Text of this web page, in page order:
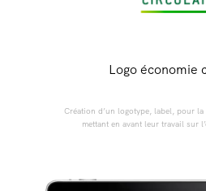
Logo économie
Création d’un logotype, label, pour
mettant en avant leur travail sur